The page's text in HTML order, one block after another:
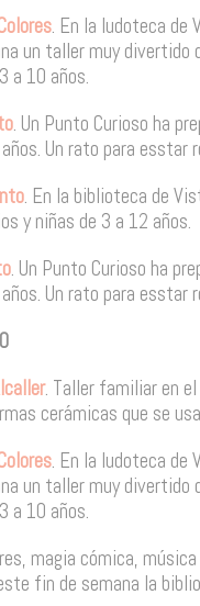
. En la ludoteca de
un taller muy divertido
a 10 años.
. Un Punto Curioso ha
Un rato para esstar
. En la biblioteca de
y niñas de 3 a 12 años.
. Un Punto Curioso ha
Un rato para esstar
. Taller familiar en
cerámicas que se
. En la ludoteca de
un taller muy divertido
a 10 años.
magia cómica,
fin de semana la